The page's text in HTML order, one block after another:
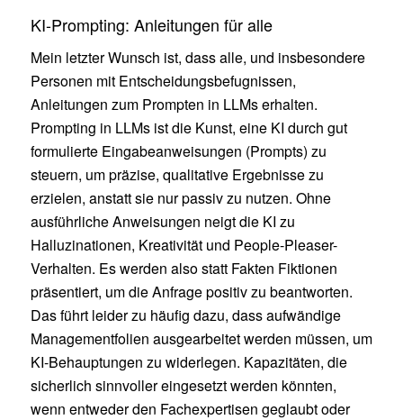
KI-Prompting: Anleitungen für alle
Mein letzter Wunsch ist, dass alle, und insbesondere
Personen mit Entscheidungsbefugnissen,
Anleitungen zum Prompten in LLMs erhalten.
Prompting in LLMs ist die Kunst, eine KI durch gut
formulierte Eingabeanweisungen (Prompts) zu
steuern, um präzise, qualitative Ergebnisse zu
erzielen, anstatt sie nur passiv zu nutzen. Ohne
ausführliche Anweisungen neigt die KI zu
Halluzinationen, Kreativität und People-Pleaser-
Verhalten. Es werden also statt Fakten Fiktionen
präsentiert, um die Anfrage positiv zu beantworten.
Das führt leider zu häufig dazu, dass aufwändige
Managementfolien ausgearbeitet werden müssen, um
KI-Behauptungen zu widerlegen. Kapazitäten, die
sicherlich sinnvoller eingesetzt werden könnten,
wenn entweder den Fachexpertisen geglaubt oder